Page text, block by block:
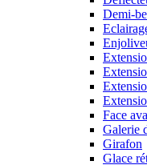
Demi-
Face
Galerie
Girafon
Glace